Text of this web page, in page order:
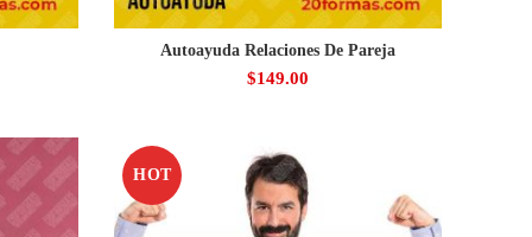
Autoayuda Relaciones De Pareja
$149.00
HOT